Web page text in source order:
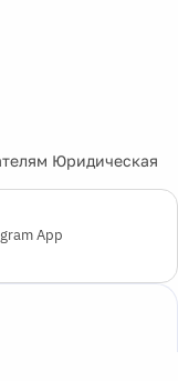
Юридическая
App